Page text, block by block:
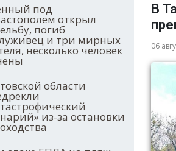
под
открыл
погиб
и три мирных
несколько человек
области
из-за остановки
В
06